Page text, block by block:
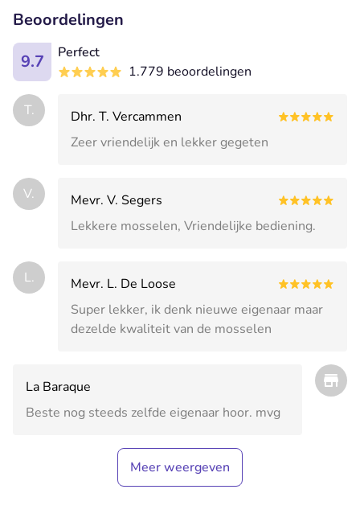
Beoordelingen
9.7
Perfect
1.779 beoordelingen
T.
Dhr. T. Vercammen
Zeer vriendelijk en lekker gegeten
V.
Mevr. V. Segers
Lekkere mosselen, Vriendelijke bediening.
L.
Mevr. L. De Loose
Super lekker, ik denk nieuwe eigenaar maar
dezelde kwaliteit van de mosselen
La Baraque
Beste nog steeds zelfde eigenaar hoor. mvg
Meer weergeven